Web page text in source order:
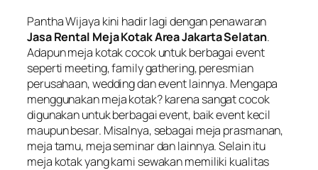
Pantha Wijaya kini hadir lagi dengan penawaran
Jasa Rental Meja Kotak Area Jakarta Selatan.
Adapun meja kotak cocok untuk berbagai event
seperti meeting, family gathering, peresmian
perusahaan, wedding dan event lainnya. Mengapa
menggunakan meja kotak? karena sangat cocok
digunakan untuk berbagai event, baik event kecil
maupun besar. Misalnya, sebagai meja prasmanan,
meja tamu, meja seminar dan lainnya. Selain itu
meja kotak yang kami sewakan memiliki kualitas